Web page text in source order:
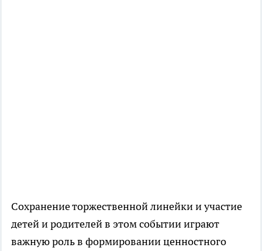
Сохранение торжественной линейки и участие
детей и родителей в этом событии играют
важную роль в формировании ценностного